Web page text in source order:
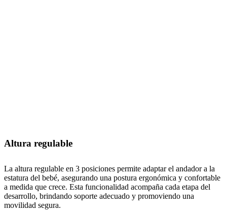
Altura regulable
La altura regulable en 3 posiciones permite adaptar el andador a la
estatura del bebé, asegurando una postura ergonómica y confortable
a medida que crece. Esta funcionalidad acompaña cada etapa del
desarrollo, brindando soporte adecuado y promoviendo una
movilidad segura.